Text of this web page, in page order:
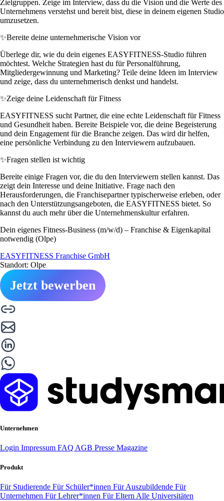
Zielgruppen. Zeige im Interview, dass du die Vision und die Werte des
Unternehmens verstehst und bereit bist, diese in deinem eigenen Studio
umzusetzen.
✨Bereite deine unternehmerische Vision vor
Überlege dir, wie du dein eigenes EASYFITNESS-Studio führen
möchtest. Welche Strategien hast du für Personalführung,
Mitgliedergewinnung und Marketing? Teile deine Ideen im Interview
und zeige, dass du unternehmerisch denkst und handelst.
✨Zeige deine Leidenschaft für Fitness
EASYFITNESS sucht Partner, die eine echte Leidenschaft für Fitness
und Gesundheit haben. Bereite Beispiele vor, die deine Begeisterung
und dein Engagement für die Branche zeigen. Das wird dir helfen,
eine persönliche Verbindung zu den Interviewern aufzubauen.
✨Fragen stellen ist wichtig
Bereite einige Fragen vor, die du den Interviewern stellen kannst. Das
zeigt dein Interesse und deine Initiative. Frage nach den
Herausforderungen, die Franchisepartner typischerweise erleben, oder
nach den Unterstützungsangeboten, die EASYFITNESS bietet. So
kannst du auch mehr über die Unternehmenskultur erfahren.
Dein eigenes Fitness-Business (m/w/d) – Franchise & Eigenkapital
notwendig (Olpe)
EASYFITNESS Franchise GmbH
Standort: Olpe
Jetzt bewerben
Unternehmen
Login Impressum FAQ AGB Presse Magazine
Produkt
Für Studierende Für Schüler*innen Für Auszubildende Für
Unternehmen Für Lehrer*innen Für Eltern Alle Universitäten